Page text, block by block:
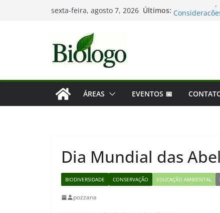
sexta-feira, agosto 7, 2026 Últimos: Tatiana
ÁREAS EVENTOS 📅
Dia Mundial das
BIODIVERSIDADE CONSERVAÇÃO EDUCAÇÃO AMBIENTAL
pozzana